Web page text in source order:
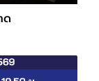
ด